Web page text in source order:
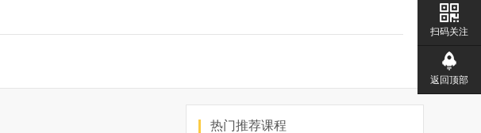
热门推荐课程
扫码关注
返回顶部